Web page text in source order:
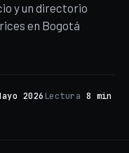
y un directorio
en Bogotá
2026Lectura 8 min